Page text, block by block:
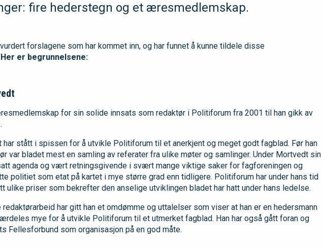
fire hederstegn og et æresmedlemskap.
vurdert forslagene som har kommet inn, og har funnet å kunne tildele disse
Her er begrunnelsene:
for sin solide innsats som redaktør i Politiforum fra 2001 til han gikk av
har stått i spissen for å utvikle Politiforum til et anerkjent og meget godt fagblad. Før han
var bladet mest en samling av referater fra ulike møter og samlinger. Under Mortvedt sin
agenda og vært retningsgivende i svært mange viktige saker for fagforeningen og
politiet som etat på kartet i mye større grad enn tidligere. Politiforum har under hans tid
ulike priser som bekrefter den anselige utviklingen bladet har hatt under hans ledelse.
har gitt han et omdømme og uttalelser som viser at han er en hedersmann
mye for å utvikle Politiforum til et utmerket fagblad. Han har også gått foran og
Fellesforbund som organisasjon på en god måte.